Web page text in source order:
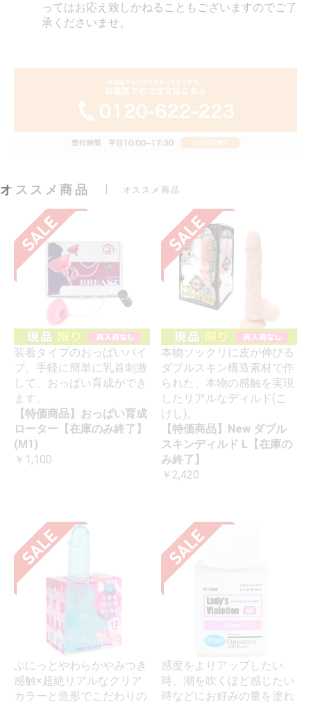
ってはお応え致しかねることもございますのでご了
承くださいませ。
オススメ商品 オススメ商品
装着タイプのおっぱいバイ
ブ。手軽に簡単に乳首刺激
して、おっぱい育成ができ
ます。
【特価商品】おっぱい育成
ローター【在庫のみ終了】
(M1)
￥1,100
本物ソックリに皮が伸びる
ダブルスキン構造素材で作
られた、本物の感触を実現
したリアルなディルド(こ
けし)。
【特価商品】New ダブル
スキンディルド L【在庫の
み終了】
￥2,420
ぷにっとやわらかやみつき
感触×超絶リアルなクリア
カラーと造形でこだわりの
感度をよりアップしたい
時、潮を吹くほど感じたい
時などにお好みの量を塗れ